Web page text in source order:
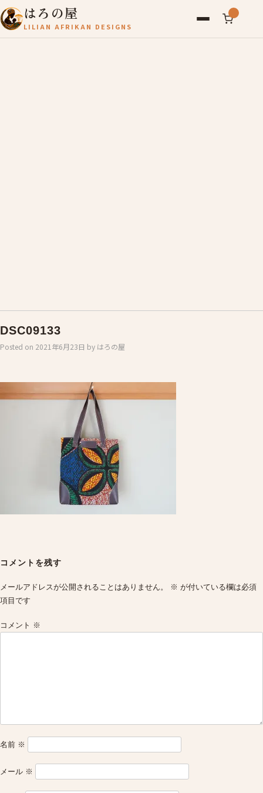
はろの屋
LILIAN AFRIKAN DESIGNS
DSC09133
Posted on 2021年6月23日 by はろの屋
navigation
コメントを残す
メールアドレスが公開されることはありません。 ※ が付いている欄は必須
項目です
コメント ※
名前 ※
メール ※